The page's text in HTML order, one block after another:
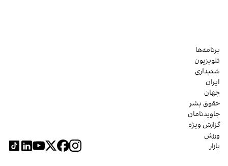
برنامه‌ها
تلویزیون
شنیداری
ایران
جهان
حقوق بشر
جاویدنامان
گزارش ویژه
ورزش
بازار